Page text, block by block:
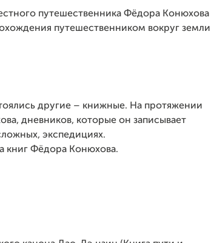
путешественника Фёдора Конюхова
путешественником вокруг земли
другие – книжные. На протяжении
дневников, которые он записывает
экспедициях.
книг Фёдора Конюхова.